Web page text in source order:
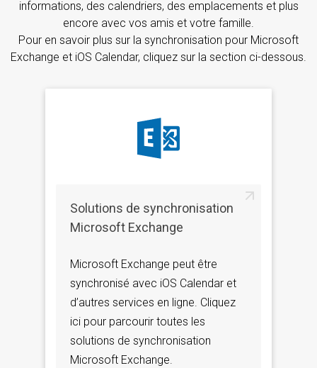
informations, des calendriers, des emplacements et plus
encore avec vos amis et votre famille.
Pour en savoir plus sur la synchronisation pour Microsoft
Exchange et iOS Calendar, cliquez sur la section ci-dessous.
Solutions de synchronisation
Microsoft Exchange
Microsoft Exchange peut être
synchronisé avec iOS Calendar et
d’autres services en ligne. Cliquez
ici pour parcourir toutes les
solutions de synchronisation
Microsoft Exchange.